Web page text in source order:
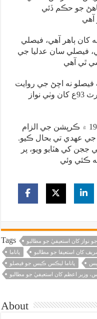
جو حڪم ڏئي
ٻاهر آهي، فيصلي
فيصلي سان عدليا جي
نه اچڻ جي روايت
کي برقرار رکيو ويو آهي، سپريم ڪورٽ 93ع کان وٺي نواز
سندس چوڻ هو ته سپريم ڪورٽ 1993 ۾ ڪرپشن جي الزام
جي عهدي تي بحال ڪيو.
ججن کي هٽايو ويو، پر
Tags نواز کان استعيفيٰ جو مطالبو
پاناما
کان استعيفا جو مطالبو
پاناما ليڪس ڪيس جو فيصلو
وزير اعظم کان استعيفيٰ جو مطالبو
About